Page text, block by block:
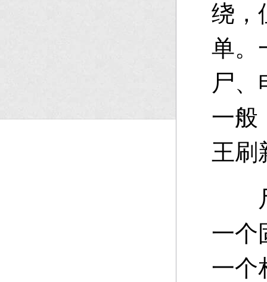
绕，
单。
尸、
一般
王刷
尸
一个
一个